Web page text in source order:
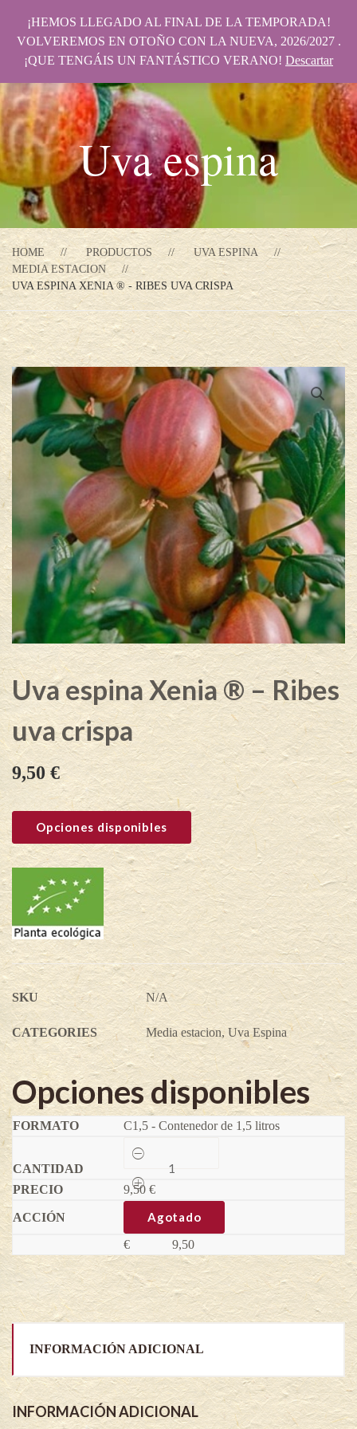
Uva espina
HOME PRODUCTOS
UVA ESPINA
MEDIA ESTACION
UVA ESPINA XENIA ® - RIBES UVA CRISPA
Uva espina Xenia ® – Ribes
uva crispa
9,50€
Opciones disponibles
SKU N/A
CATEGORIES Media estacion, Uva Espina
Opciones disponibles
C1,5 - Contenedor de 1,5 litros
Uva
espina
Xenia
®
-
Ribes
uva
crispa
quantity
9,50 €
Agotado
€ 9,50
INFORMACIÓN ADICIONAL
INFORMACIÓN ADICIONAL
¡HEMOS LLEGADO AL FINAL DE LA TEMPORADA!
VOLVEREMOS EN OTOÑO CON LA NUEVA, 2026/2027 .
¡QUE TENGÁIS UN FANTÁSTICO VERANO! Descartar